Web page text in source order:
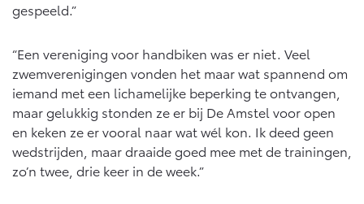
gespeeld.”
“Een vereniging voor handbiken was er niet. Veel
zwemverenigingen vonden het maar wat spannend om
iemand met een lichamelijke beperking te ontvangen,
maar gelukkig stonden ze er bij De Amstel voor open
en keken ze er vooral naar wat wél kon. Ik deed geen
wedstrijden, maar draaide goed mee met de trainingen,
zo’n twee, drie keer in de week.”